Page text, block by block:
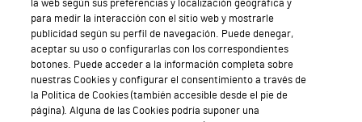
Quiénes somos
Trabajar en Vithas
Teléfono Cita Médica
Teléfono Atención al Cliente
la web según sus preferencias y localización geográfica y
para medir la interacción con el sitio web y mostrarle
publicidad según su perfil de navegación. Puede denegar,
aceptar su uso o configurarlas con los correspondientes
botones. Puede acceder a la información completa sobre
nuestras Cookies y configurar el consentimiento a través de
la Política de Cookies (también accesible desde el pie de
página). Alguna de las Cookies podría suponer una